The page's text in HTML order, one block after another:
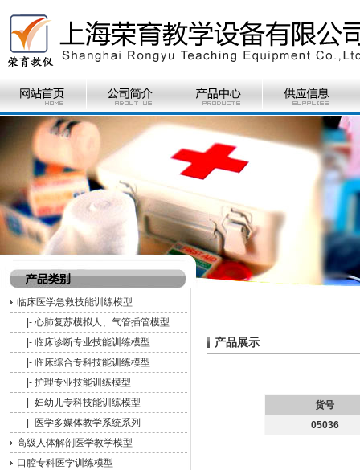
临床医学急救技能训练模型
|- 心肺复苏模拟人、气管插管模型
|- 临床诊断专业技能训练模型
|- 临床综合专科技能训练模型
|- 护理专业技能训练模型
|- 妇幼儿专科技能训练模型
|- 医学多媒体教学系统系列
高级人体解剖医学教学模型
口腔专科医学训练模型
产品展示
货号
05036